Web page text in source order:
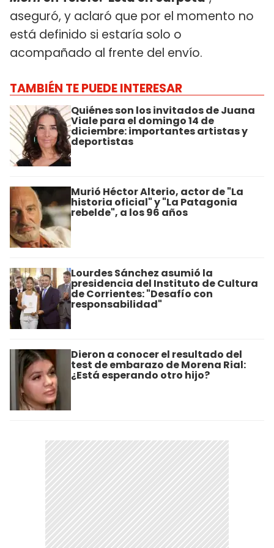
aseguró, y aclaró que por el momento no
está definido si estaría solo o
acompañado al frente del envío.
TAMBIÉN TE PUEDE INTERESAR
Quiénes son los invitados de Juana
Viale para el domingo 14 de
diciembre: importantes artistas y
deportistas
Murió Héctor Alterio, actor de "La
historia oficial" y "La Patagonia
rebelde", a los 96 años
Lourdes Sánchez asumió la
presidencia del Instituto de Cultura
de Corrientes: "Desafío con
responsabilidad"
Dieron a conocer el resultado del
test de embarazo de Morena Rial:
¿Está esperando otro hijo?